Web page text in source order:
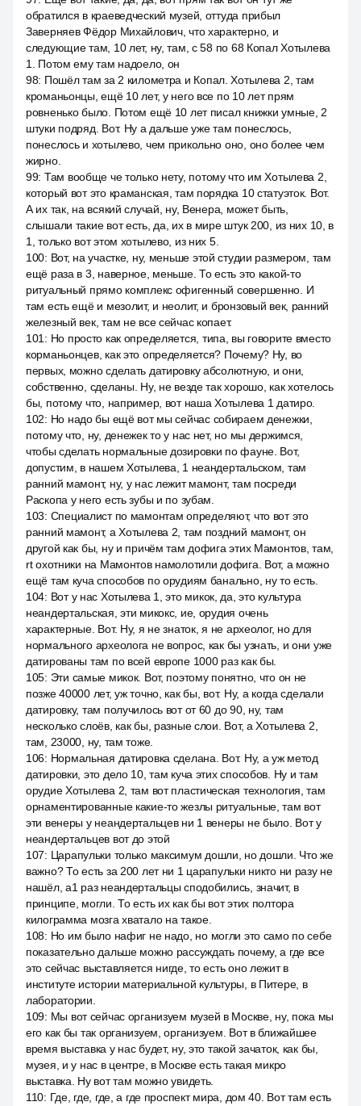
обратился в краеведческий музей, оттуда прибыл
Заверняев Фёдор Михайлович, что характерно, и
следующие там, 10 лет, ну, там, с 58 по 68 Копал Хотылева
1. Потом ему там надоело, он
98: Пошёл там за 2 километра и Копал. Хотылева 2, там
кроманьонцы, ещё 10 лет, у него все по 10 лет прям
ровненько было. Потом ещё 10 лет писал книжки умные, 2
штуки подряд. Вот. Ну а дальше уже там понеслось,
понеслось и хотылево, чем прикольно оно, оно более чем
жирно.
99: Там вообще че только нету, потому что им Хотылева 2,
который вот это краманская, там порядка 10 статуэток. Вот.
А их так, на всякий случай, ну, Венера, может быть,
слышали такие вот есть, да, их в мире штук 200, из них 10, в
1, только вот этом хотылево, из них 5.
100: Вот, на участке, ну, меньше этой студии размером, там
ещё раза в 3, наверное, меньше. То есть это какой-то
ритуальный прямо комплекс офигенный совершенно. И
там есть ещё и мезолит, и неолит, и бронзовый век, ранний
железный век, там не все сейчас копает.
101 : Но просто как определяется, типа, вы говорите вместо
корманьонцев, как это определяется? Почему? Ну, во
первых, можно сделать датировку абсолютную, и они,
собственно, сделаны. Ну, не везде так хорошо, как хотелось
бы, потому что, например, вот наша Хотылева 1 датиро.
102: Но надо бы ещё вот мы сейчас собираем денежки,
потому что, ну, денежек то у нас нет, но мы держимся,
чтобы сделать нормальные дозировки по фауне. Вот,
допустим, в нашем Хотылева, 1 неандертальском, там
ранний мамонт, ну, у нас лежит мамонт, там посреди
Раскопа у него есть зубы и по зубам.
103: Специалист по мамонтам определяют, что вот это
ранний мамонт, а Хотылева 2, там поздний мамонт, он
другой как бы, ну и причём там дофига этих Мамонтов, там,
rt охотники на Мамонтов намолотили дофига. Вот, а можно
ещё там куча способов по орудиям банально, ну то есть.
104: Вот у нас Хотылева 1, это микок, да, это культура
неандертальская, эти микокс, ие, орудия очень
характерные. Вот. Ну, я не знаток, я не археолог, но для
нормального археолога не вопрос, как бы узнать, и они уже
датированы там по всей европе 1000 раз как бы.
105: Эти самые микок. Вот, поэтому понятно, что он не
позже 40000 лет, уж точно, как бы, вот. Ну, а когда сделали
датировку, там получилось вот от 60 до 90, ну, там
несколько слоёв, как бы, разные слои. Вот, а Хотылева 2,
там, 23000, ну, там тоже.
106: Нормальная датировка сделана. Вот. Ну, а уж метод
датировки, это дело 10, там куча этих способов. Ну и там
орудие Хотылева 2, там вот пластическая технология, там
орнаментированные какие-то жезлы ритуальные, там вот
эти венеры у неандертальцев ни 1 венеры не было. Вот у
неандертальцев вот до этой
107: Царапульки только максимум дошли, но дошли. Что же
важно? То есть за 200 лет ни 1 царапульки никто ни разу не
нашёл, a1 раз неандертальцы сподобились, значит, в
принципе, могли. То есть их как бы вот этих полтора
килограмма мозга хватало на такое.
108: Но им было нафиг не надо, но могли это само по себе
показательно дальше можно рассуждать почему, а где все
это сейчас выставляется нигде, то есть оно лежит в
институте истории материальной культуры, в Питере, в
лаборатории.
109: Мы вот сейчас организуем музей в Москве, ну, пока мы
его как бы так организуем, организуем. Вот в ближайшее
время выставка у нас будет, ну, это такой зачаток, как бы,
музея, и у нас в центре, в Москве есть такая микро
выставка. Ну вот там можно увидеть.
110: Где, где, где, а где проспект мира, дом 40. Вот там есть